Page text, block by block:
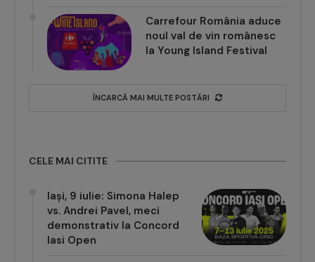
Carrefour România aduce
noul val de vin românesc
la Young Island Festival
ÎNCARCĂ MAI MULTE POSTĂRI
CELE MAI CITITE
Iași, 9 iulie: Simona Halep
vs. Andrei Pavel, meci
demonstrativ la Concord
Iasi Open